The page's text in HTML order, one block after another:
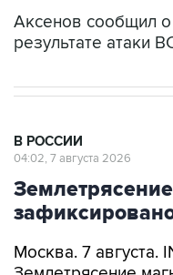
Аксенов сообщил
результате атаки
В РОССИИ
04:02, 7 августа 2026
Москва. 7 августа.